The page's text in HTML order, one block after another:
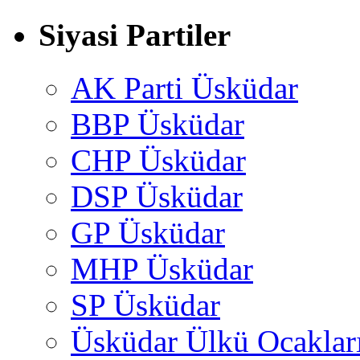
Siyasi Partiler
AK Parti Üsküdar
BBP Üsküdar
CHP Üsküdar
DSP Üsküdar
GP Üsküdar
MHP Üsküdar
SP Üsküdar
Üsküdar Ülkü